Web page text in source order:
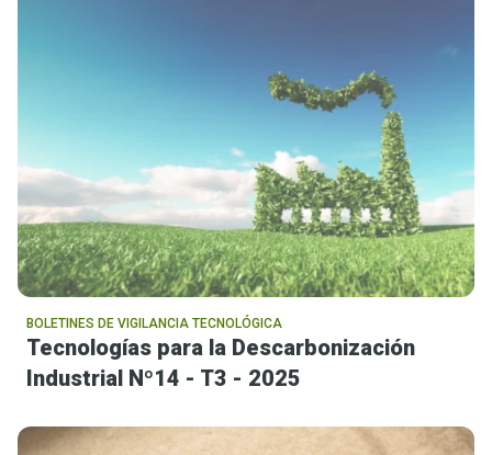
BOLETINES DE VIGILANCIA TECNOLÓGICA
Tecnologías para la Descarbonización
Industrial Nº14 - T3 - 2025